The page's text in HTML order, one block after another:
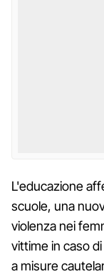
L'educazione
scuole, una
violenza nei
vittime in caso
a misure